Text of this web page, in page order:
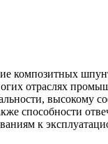
композитных
отраслях
высокому
способности
к